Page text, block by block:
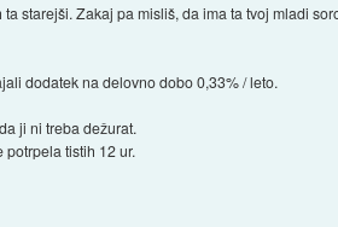
starejši. Zakaj pa misliš, da ima ta tvoj mladi
dodatek na delovno dobo 0,33% / leto.
ji ni treba dežurat.
tistih 12 ur.